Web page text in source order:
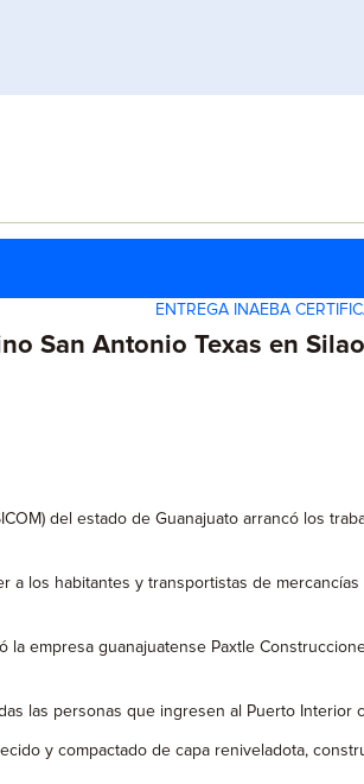
ENTREGA INAEBA
San Antonio Texas en Silao
del estado de Guanajuato arrancó los
los habitantes y transportistas de
empresa guanajuatense Paxtle
las personas que ingresen al Puerto Interior
y compactado de capa reniveladota,